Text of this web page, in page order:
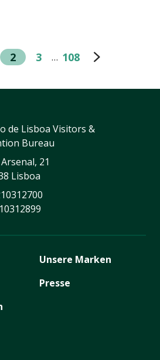
2 3 … 108
de Lisboa Visitors &
Bureau
21
Lisboa
Unsere Marken
Presse